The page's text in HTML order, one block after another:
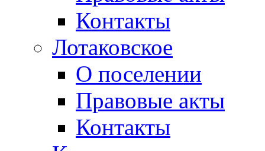
Контакты
Лотаковское
О поселении
Правовые акты
Контакты